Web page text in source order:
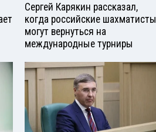
Сергей Карякин рассказал,
когда российские шахматисты
могут вернуться на
международные турниры